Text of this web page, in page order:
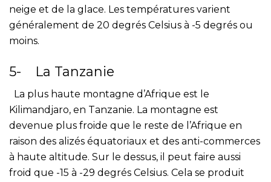
neige et de la glace. Les températures varient
généralement de 20 degrés Celsius à -5 degrés ou
moins.
5- La Tanzanie
La plus haute montagne d’Afrique est le
Kilimandjaro, en Tanzanie. La montagne est
devenue plus froide que le reste de l’Afrique en
raison des alizés équatoriaux et des anti-commerces
à haute altitude. Sur le dessus, il peut faire aussi
froid que -15 à -29 degrés Celsius. Cela se produit